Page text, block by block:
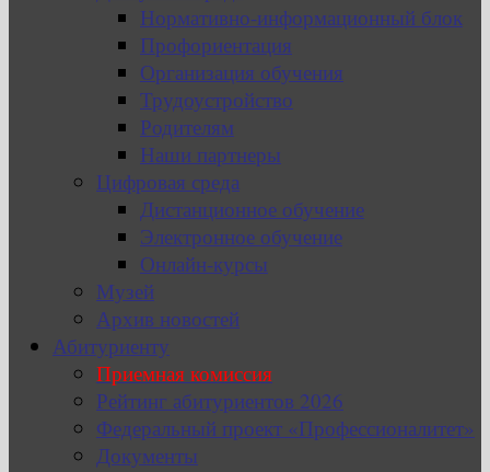
Нормативно-информационный блок
Профориентация
Организация обучения
Трудоустройство
Родителям
Наши партнеры
Цифровая среда
Дистанционное обучение
Электронное обучение
Онлайн-курсы
Музей
Архив новостей
Абитуриенту
Приемная комиссия
Рейтинг абитуриентов 2026
Федеральный проект «Профессионалитет»
Документы